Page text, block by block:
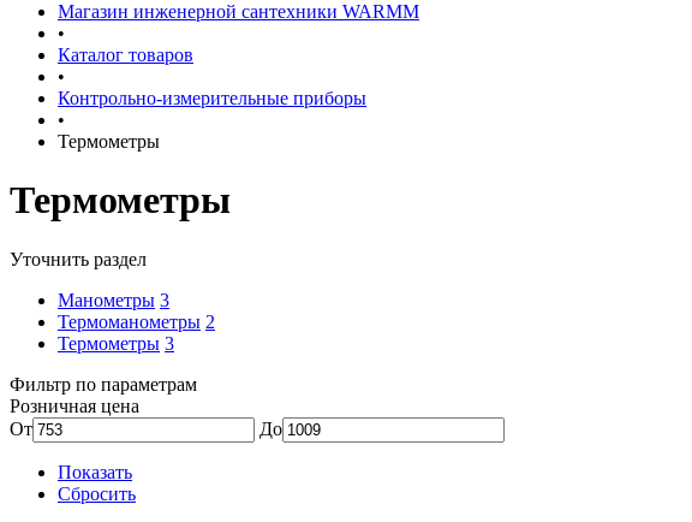
Магазин инженерной сантехники WARMM
•
Каталог товаров
•
Контрольно-измерительные приборы
•
Термометры
Термометры
Уточнить раздел
Манометры 3
Термоманометры 2
Термометры 3
Фильтр по параметрам
Розничная цена
От
До
Показать
Сбросить